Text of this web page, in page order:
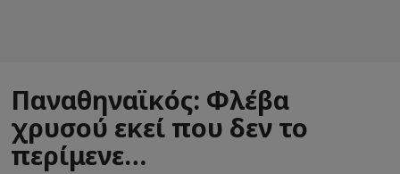
Παναθηναϊκός: Φλέβα
χρυσού εκεί που δεν το
περίμενε…